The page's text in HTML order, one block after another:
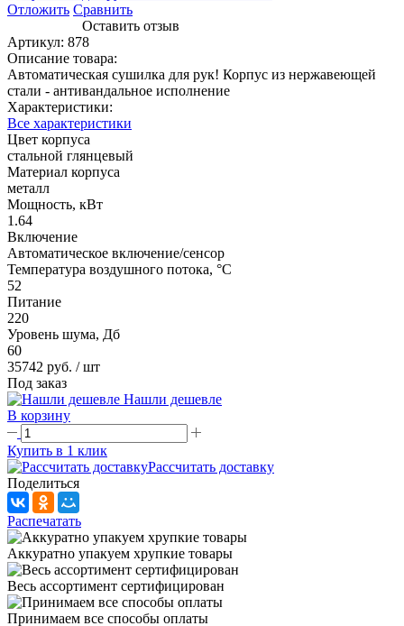
Отложить Сравнить
Оставить отзыв
Артикул: 878
Описание товара:
Автоматическая сушилка для рук! Корпус из нержавеющей
стали - антивандальное исполнение
Характеристики:
Все характеристики
Цвет корпуса
стальной глянцевый
Материал корпуса
металл
Мощность, кВт
1.64
Включение
Автоматическое включение/сенсор
Температура воздушного потока, °С
52
Питание
220
Уровень шума, Дб
60
35742 руб. / шт
Под заказ
Нашли дешевле
В корзину
Купить в 1 клик
Рассчитать доставку
Поделиться
Распечатать
Аккуратно упакуем хрупкие товары
Весь ассортимент сертифицирован
Принимаем все способы оплаты